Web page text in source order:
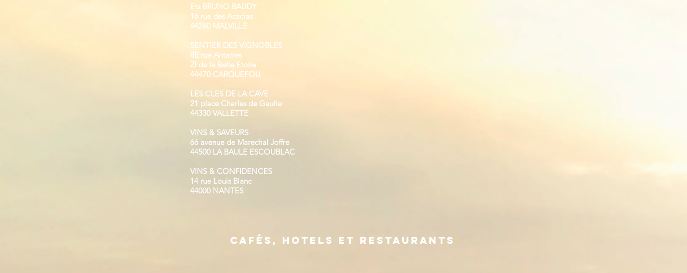
Ets BRUNO BAUDY
16 rue des Acacias
44260 MALVILLE
SENTIER DES VIGNOBLES
8E rue Antarres
ZI de la Belle Etoile
44470 CARQUEFOU
LES CLES DE LA CAVE
21 place Charles de Gaulle
44330 VALLETTE
VINS & SAVEURS
66 avenue de Marechal Joffre
44500 LA BAULE ESCOUBLAC
VINS & CONFIDENCES
14 rue Louis Blanc
44000 NANTES
Cafés, hotels et restaurants